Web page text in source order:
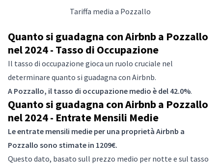
Tariffa media a Pozzallo
Quanto si guadagna con Airbnb a Pozzallo
nel 2024 - Tasso di Occupazione
Il tasso di occupazione gioca un ruolo cruciale nel
determinare quanto si guadagna con Airbnb.
A Pozzallo, il tasso di occupazione medio è del 42.0%.
Quanto si guadagna con Airbnb a Pozzallo
nel 2024 - Entrate Mensili Medie
Le entrate mensili medie per una proprietà Airbnb a
Pozzallo sono stimate in 1209€.
Questo dato, basato sull prezzo medio per notte e sul tasso